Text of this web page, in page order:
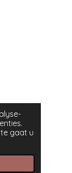
gaat u